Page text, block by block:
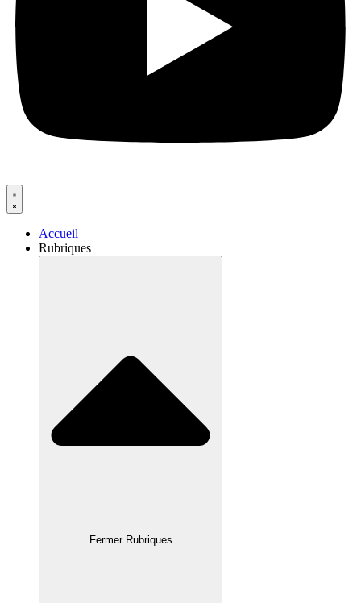
Accueil
Rubriques
Fermer Rubriques